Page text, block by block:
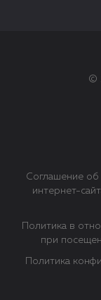
©
Политика в
при
Соглашение об
интернет-
Политика